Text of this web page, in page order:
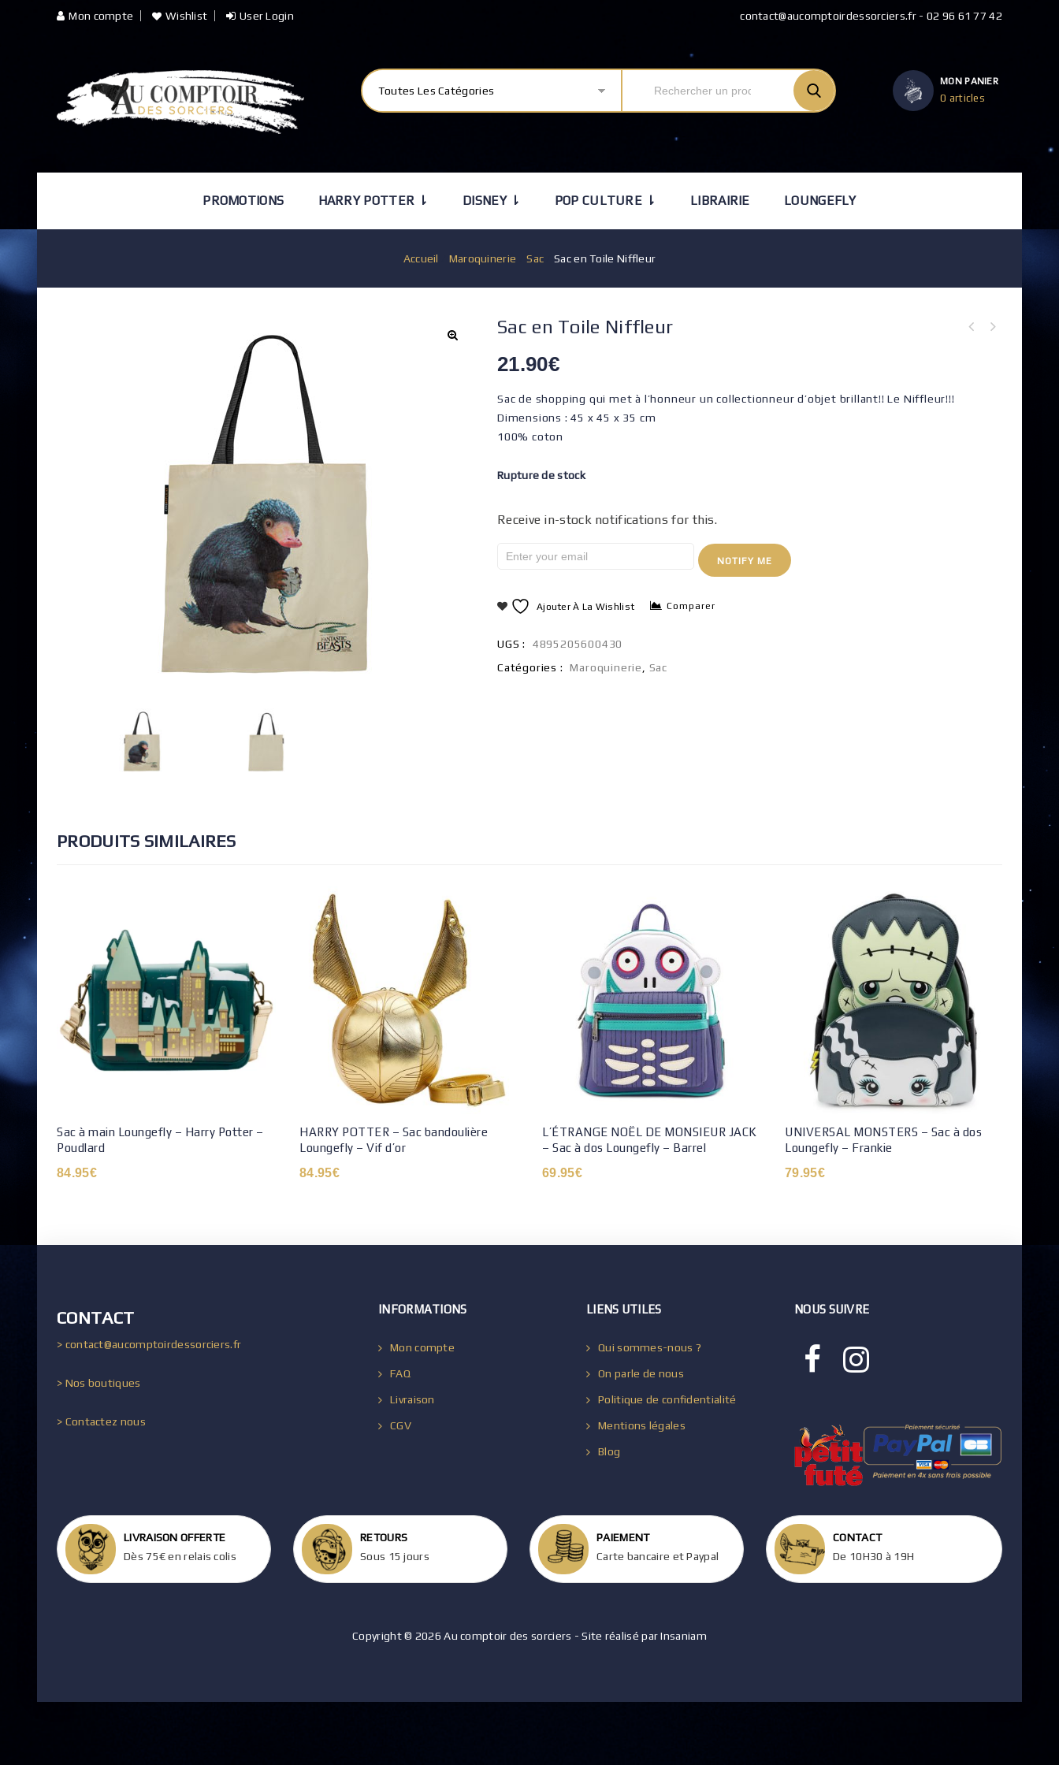
Mon compte Wishlist User Login contact@aucomptoirdessorciers.fr - 02 96 61 77 42
Toutes Les Catégories
MON PANIER
0 articles
PROMOTIONS HARRY POTTER ⇂ DISNEY ⇂ POP CULTURE ⇂ LIBRAIRIE LOUNGEFLY
Accueil Maroquinerie /Sac /Sac en Toile Niffleur
Sac en Toile Niffleur
21.90€
Sac de shopping qui met à l’honneur un collectionneur d’objet brillant!! Le Niffleur!!!
Dimensions : 45 x 45 x 35 cm
100% coton
Rupture de stock
Receive in-stock notifications for this.
NOTIFY ME
Ajouter À La Wishlist Comparer
UGS :
4895205600430
Catégories :
Maroquinerie Sac
PRODUITS SIMILAIRES
Sac à main Loungefly – Harry Potter –
Poudlard
84.95€
HARRY POTTER – Sac bandoulière
Loungefly – Vif d’or
84.95€
L’ÉTRANGE NOËL DE MONSIEUR JACK
– Sac à dos Loungefly – Barrel
69.95€
UNIVERSAL MONSTERS – Sac à dos
Loungefly – Frankie
79.95€
CONTACT
> contact@aucomptoirdessorciers.fr
> Nos boutiques
> Contactez nous
INFORMATIONS
Mon compte
FAQ
Livraison
CGV
LIENS UTILES
Qui sommes-nous ?
On parle de nous
Politique de confidentialité
Mentions légales
Blog
NOUS SUIVRE
LIVRAISON OFFERTE
Dès 75€ en relais colis
RETOURS
Sous 15 jours
PAIEMENT
Carte bancaire et Paypal
CONTACT
De 10H30 à 19H
Copyright © 2026 Au comptoir des sorciers - Site réalisé par Insaniam